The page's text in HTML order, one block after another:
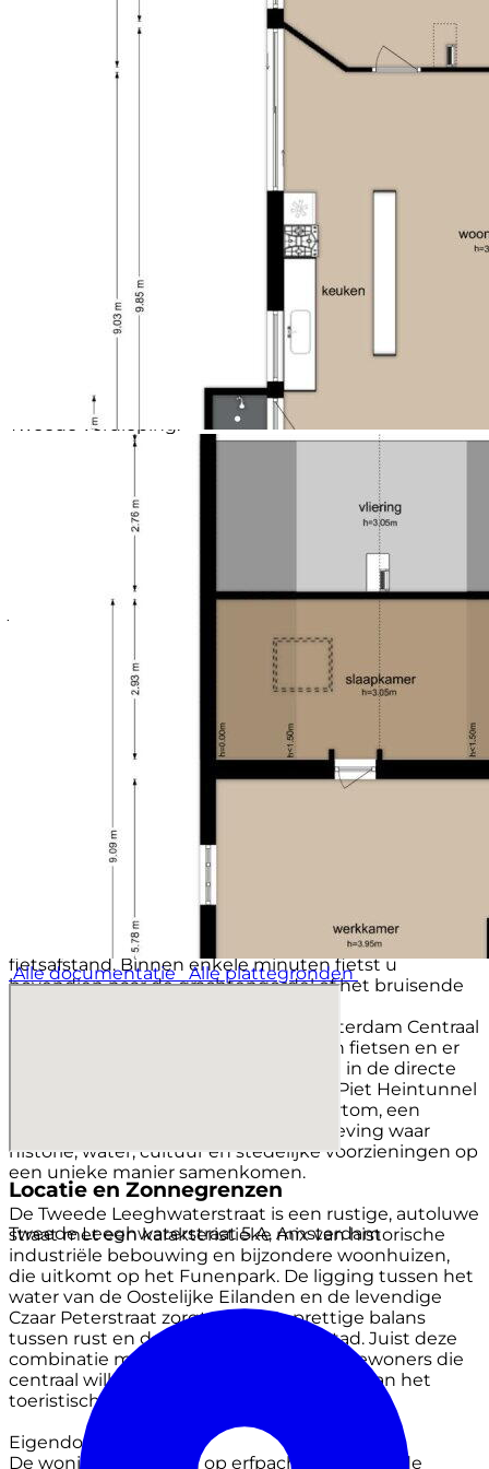
prachtige lichtinval en geven deze verdieping een
uniek karakter.
Op de begane grond bevinden zich tevens een toilet
en een separate badkamer met douche en wastafel.
de voorzijde bevindt zich een royale woonkamer met
meter en grote raampartijen, waardoor ook deze
verdieping baadt in natuurlijk licht. Aan de
achterzijde ligt de ruime slaapkamer, die direct
grenst aan een royale vide. Deze vide versterkt het
bijzondere ruimtelijke karakter van de voormalige
bedrijfsruimte en biedt diverse
gebruiksmogelijkheden, bijvoorbeeld als bergvliering,
werkruimte of bibliotheek. Op deze verdieping
bevinden zich daarnaast een tweede separaat toilet,
een gang en een overloop.
Tweede verdieping:
Via een vaste trap wordt de kapverdieping bereikt:
De Tweede Leeghwaterstraat ligt in de geliefde Czaar
Peterbuurt, een karaktervolle wijk aan de rand van
het centrum van Amsterdam. Ooit onderdeel van het
historische havengebied, is de buurt de afgelopen
jaren uitgegroeid tot één van de meest
aantrekkelijke woonlocaties van de stad. De
authentieke sfeer, de karakteristieke bebouwing en
de levendige mix van wonen, werken en horeca
maken dit een bijzondere plek om thuis te komen.
Op enkele minuten lopen ligt de Czaar Peterstraat,
die al meerdere malen is uitgeroepen tot een van de
mooiste winkelstraten van Nederland. Hier vindt u
een gevarieerd aanbod van ambachtelijke
speciaalzaken, delicatessenwinkels, design- en
horecagelegenheden. Voor een goede koffie, lunch of
diner hoeft u de wijk nauwelijks uit.
Ook recreatief heeft de omgeving veel te bieden. Het
Marineterrein, het Oostenburg, Artis, het
Scheepvaartmuseum, Brouwerij 't IJ en de gezellige
Oostelijke Eilanden liggen allemaal op loop- of
fietsafstand. Binnen enkele minuten fietst u
bovendien naar de grachtengordel of het bruisende
De bereikbaarheid is uitstekend. Amsterdam Centraal
Station ligt op slechts enkele minuten fietsen en er
zijn diverse tram- en busverbindingen in de directe
omgeving. Met de auto bent u via de Piet Heintunnel
of de IJtunnel snel op de Ring A10. Kortom, een
levendige en karaktervolle woonomgeving waar
historie, water, cultuur en stedelijke voorzieningen op
een unieke manier samenkomen.
De Tweede Leeghwaterstraat is een rustige, autoluwe
straat met een karakteristieke mix van historische
industriële bebouwing en bijzondere woonhuizen,
die uitkomt op het Funenpark. De ligging tussen het
water van de Oostelijke Eilanden en de levendige
Czaar Peterstraat zorgt voor een prettige balans
tussen rust en de dynamiek van de stad. Juist deze
combinatie maakt de straat geliefd bij bewoners die
centraal willen wonen, zonder de drukte van het
toeristische centrum.
Eigendomssituatie
De woning is gelegen op erfpachtgrond van de
Alle documentatie Alle plattegronden
Locatie en Zonnegrenzen
Tweede Leeghwaterstraat 5 A, Amsterdam